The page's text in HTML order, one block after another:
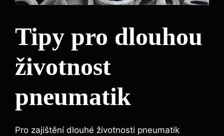
Tipy pro dlouhou
životnost
pneumatik
Pro zajištění dlouhé životnosti pneumatik